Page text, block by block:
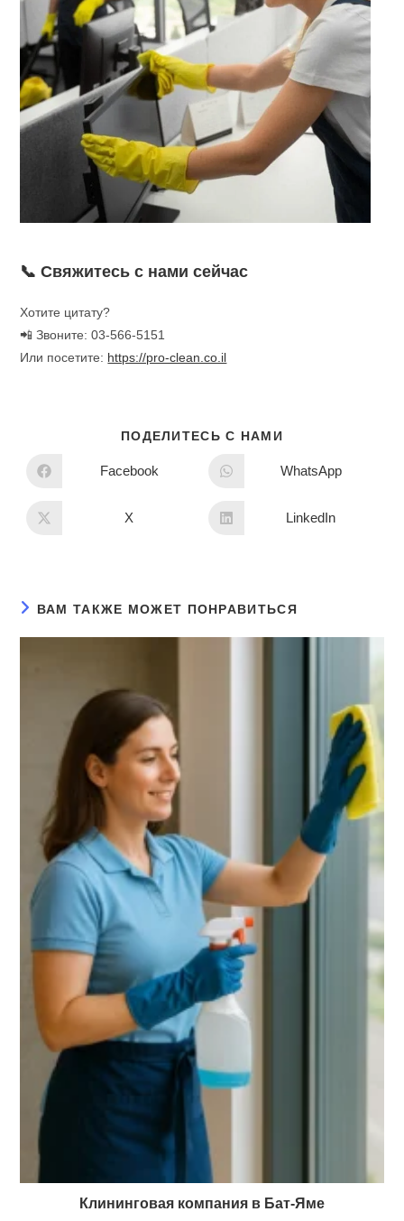
📞 Свяжитесь с нами сейчас
Хотите цитату?
📲 Звоните: 03-566-5151
Или посетите: https://pro-clean.co.il
ПОДЕЛИТЕСЬ С НАМИ
Facebook WhatsApp
X LinkedIn
ВАМ ТАКЖЕ МОЖЕТ ПОНРАВИТЬСЯ
Клининговая компания в Бат-Яме